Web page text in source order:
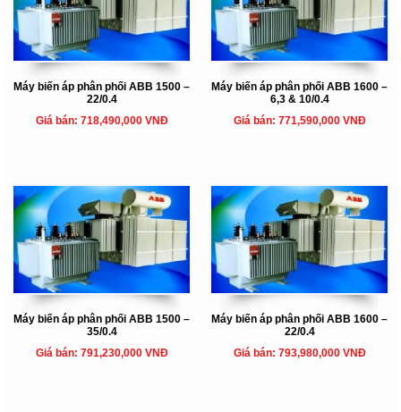
Máy biến áp phân phối ABB 1500 –
22/0.4
Giá bán: 718,490,000 VNĐ
Máy biến áp phân phối ABB 1600 –
6,3 & 10/0.4
Giá bán: 771,590,000 VNĐ
Máy biến áp phân phối ABB 1500 –
35/0.4
Giá bán: 791,230,000 VNĐ
Máy biến áp phân phối ABB 1600 –
22/0.4
Giá bán: 793,980,000 VNĐ